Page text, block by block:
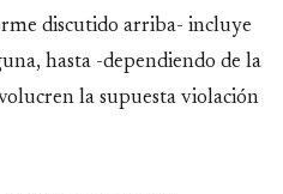
discutido arriba- incluye
hasta -dependiendo de la
la supuesta violación